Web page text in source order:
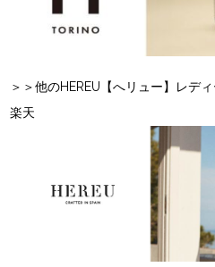
＞＞他のHEREU【へリュー】レデ
楽天